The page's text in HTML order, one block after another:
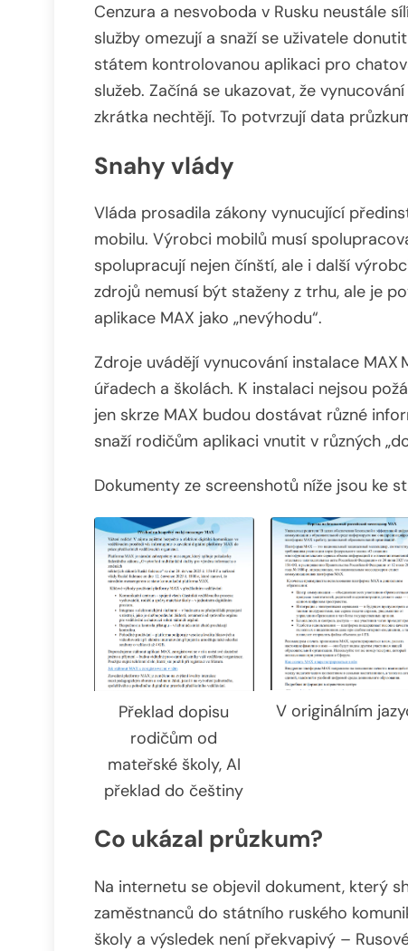
Cenzura a nesvoboda v Rusku neustále
služby omezují a snaží se uživatele
státem kontrolovanou aplikaci pro
služeb. Začíná se ukazovat, že
zkrátka nechtějí. To potvrzují data
Snahy vlády
Vláda prosadila zákony vynucující
mobilu. Výrobci mobilů musí
spolupracují nejen čínští, ale i další
zdrojů nemusí být staženy z trhu, ale je
aplikace MAX jako „nevýhodu“.
Zdroje uvádějí vynucování instalace
úřadech a školách. K instalaci nejsou
jen skrze MAX budou dostávat různé
snaží rodičům aplikaci vnutit v různých
Dokumenty ze screenshotů níže jsou ke
Překlad dopisu
rodičům od
mateřské školy, AI
překlad do češtiny
V originálním
Co ukázal průzkum?
Na internetu se objevil dokument, který
zaměstnanců do státního ruského
školy a výsledek není překvapivý –